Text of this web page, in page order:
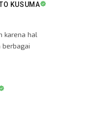
KUSUMA
karena hal
berbagai